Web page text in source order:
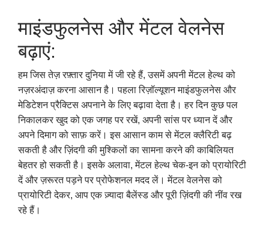
माइंडफुलनेस और मेंटल वेलनेस
बढ़ाएं:
हम जिस तेज़ रफ़्तार दुनिया में जी रहे हैं, उसमें अपनी मेंटल हेल्थ को
नज़रअंदाज़ करना आसान है। पहला रिज़ॉल्यूशन माइंडफुलनेस और
मेडिटेशन प्रैक्टिस अपनाने के लिए बढ़ावा देता है। हर दिन कुछ पल
निकालकर खुद को एक जगह पर रखें, अपनी सांस पर ध्यान दें और
अपने दिमाग को साफ़ करें। इस आसान काम से मेंटल क्लैरिटी बढ़
सकती है और ज़िंदगी की मुश्किलों का सामना करने की काबिलियत
बेहतर हो सकती है। इसके अलावा, मेंटल हेल्थ चेक-इन को प्रायोरिटी
दें और ज़रूरत पड़ने पर प्रोफेशनल मदद लें। मेंटल वेलनेस को
प्रायोरिटी देकर, आप एक ज़्यादा बैलेंस्ड और पूरी ज़िंदगी की नींव रख
रहे हैं।